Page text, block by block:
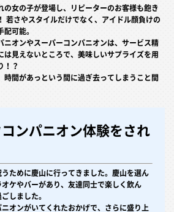
の女の子が登場し、リピーターのお客様も飽き
若さやスタイルだけでなく、アイドル顔負けの
可能。
ニオンやスーパーコンパニオンは、サービス精
は見えないところで、美味しいサプライズを用
！？
時間があっという間に過ぎ去ってしまうこと間
ンパニオン体験をされ
ために慶山に行ってきました。慶山を選ん
ケやバーがあり、友達同士で楽しく飲ん
しました。
オンがいてくれたおかげで、さらに盛り上